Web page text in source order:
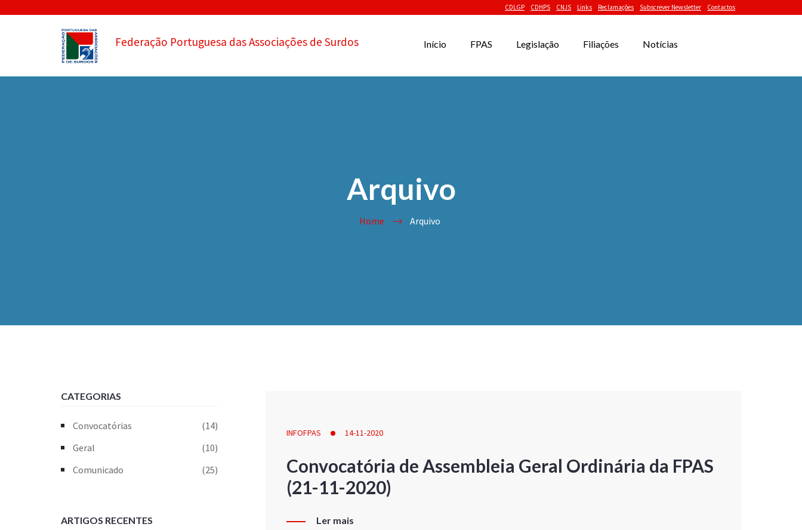
CDLGP CDHPS CNJS Links Reclamações Subscrever Newsletter Contactos
Federação Portuguesa das Associações de Surdos Início FPAS Legislação Filiações Notícias
Arquivo
Home Arquivo
INFOFPAS 14-11-2020
Convocatória de Assembleia Geral Ordinária da FPAS
(21-11-2020)
Ler mais
CATEGORIAS
Convocatórias
(14)
Geral
(10)
Comunicado
(25)
ARTIGOS RECENTES